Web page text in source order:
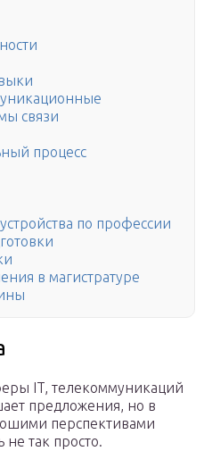
связи
процесс
по профессии
в магистратуре
IT, телекоммуникаций
предложения, но в
перспективами
не так просто.